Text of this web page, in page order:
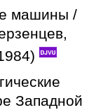
машины /
Западной